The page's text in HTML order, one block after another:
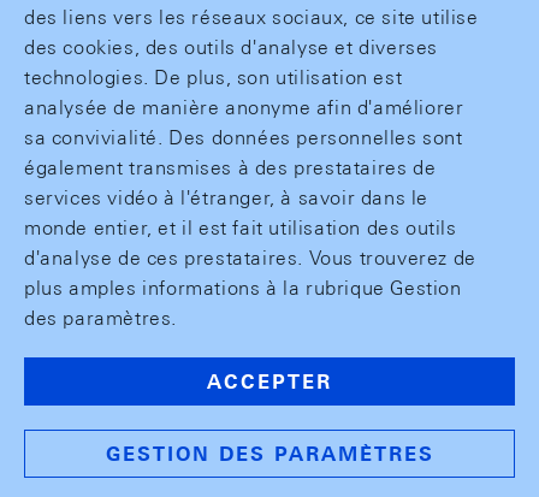
des liens vers les réseaux sociaux, ce site utilise
des cookies, des outils d'analyse et diverses
technologies. De plus, son utilisation est
analysée de manière anonyme afin d'améliorer
sa convivialité. Des données personnelles sont
également transmises à des prestataires de
services vidéo à l'étranger, à savoir dans le
monde entier, et il est fait utilisation des outils
d'analyse de ces prestataires. Vous trouverez de
plus amples informations à la rubrique Gestion
des paramètres.
ACCEPTER
GESTION DES PARAMÈTRES